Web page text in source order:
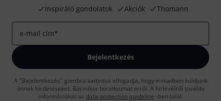
Inspiráló gondolatok
Akciók Thomann
e-mail cím*
Bejelentkezés
A "Bejelentkezés" gombra kattintva elfogadja, hogy e-mailben küldjünk
önnek hirdetéseket. Bármikor leiratkozhat erről. A hírlevélről további
információkat az data protection guideline -ben talál.